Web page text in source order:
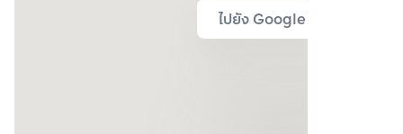
ไปยัง Google Map